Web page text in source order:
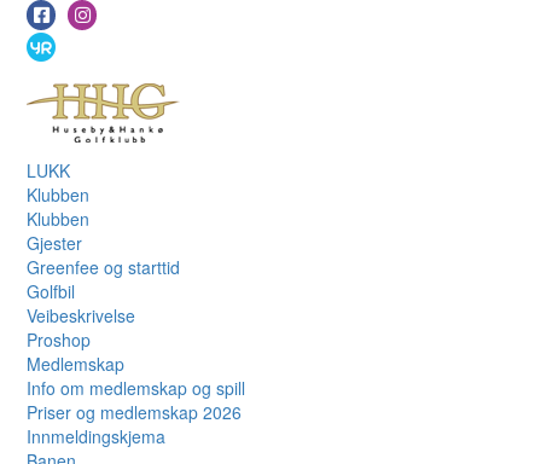
LUKK
Klubben
Klubben
Gjester
Greenfee og starttid
Golfbil
Veibeskrivelse
Proshop
Medlemskap
Info om medlemskap og spill
Priser og medlemskap 2026
Innmeldingskjema